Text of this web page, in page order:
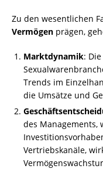
Zu den wesentlichen
Vermögen prägen,
Marktdynamik:
Trends im
die Umsätze und
des Managements,
Vertriebskanäle,